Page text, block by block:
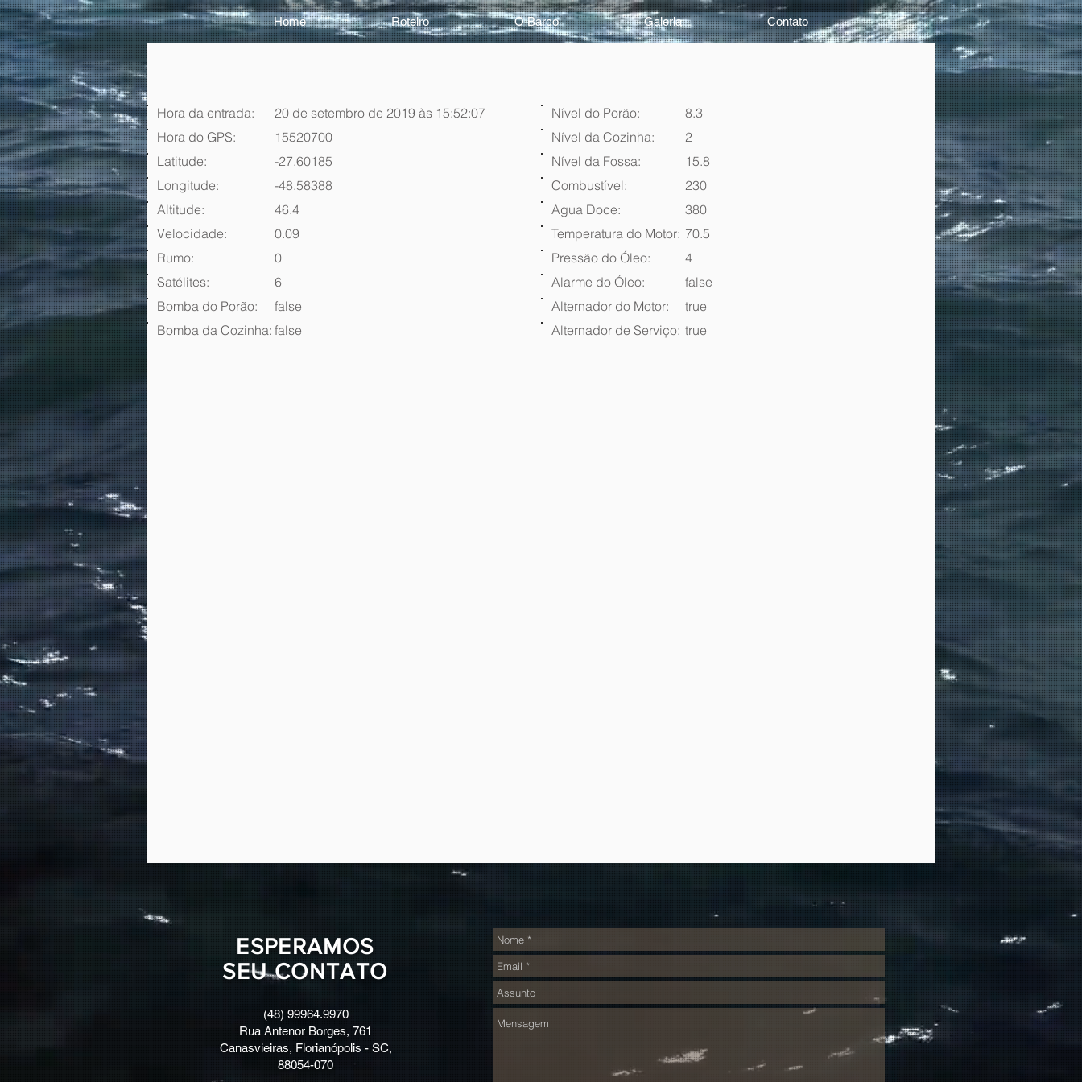
Home Roteiro O Barco Galeria Contato
Hora da entrada:
20 de setembro de 2019 às 15:52:07
Hora do GPS:
15520700
Latitude:
-27.60185
Longitude:
-48.58388
Altitude:
46.4
Velocidade:
0.09
Rumo:
0
Satélites:
6
Bomba do Porão:
false
Bomba da Cozinha: false
Nível do Porão:
8.3
Nível da Cozinha:
2
Nível da Fossa:
15.8
Combustível:
230
Agua Doce:
380
Temperatura do Motor: 70.5
Pressão do Óleo:
4
Alarme do Óleo:
false
Alternador do Motor:
true
Alternador de Serviço: true
ESPERAMOS
SEU CONTATO
(48) 99964.9970
Rua Antenor Borges, 761
Canasvieiras, Florianópolis - SC,
88054-070